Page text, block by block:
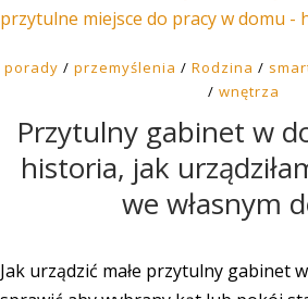
porady / przemyślenia / Rodzina /
/ wnętrza
Przytulny gabinet w
historia, jak
we własnym
Jak urządzić małe przytulny gabinet